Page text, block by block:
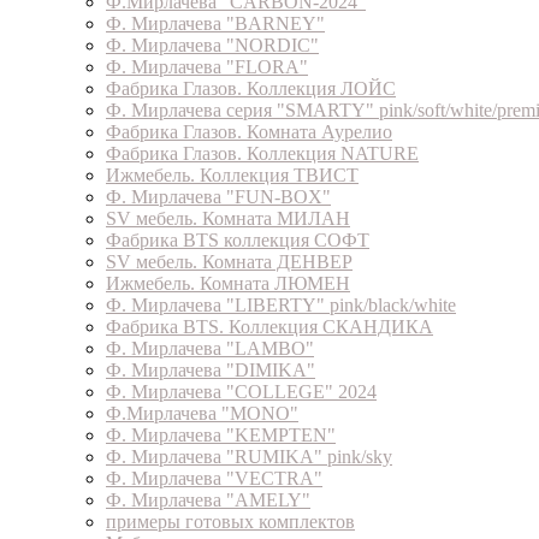
Ф. Мирлачева "BARNEY"
Ф. Мирлачева "NORDIC"
Ф. Мирлачева "FLORA"
Фабрика Глазов. Коллекция ЛОЙС
Ф. Мирлачева серия "SMARTY" pink/soft/white/
Фабрика Глазов. Комната Аурелио
Фабрика Глазов. Коллекция NATURE
Ижмебель. Коллекция ТВИСТ
Ф. Мирлачева "FUN-BOX"
SV мебель. Комната МИЛАН
Фабрика BTS коллекция СОФТ
SV мебель. Комната ДЕНВЕР
Ижмебель. Комната ЛЮМЕН
Ф. Мирлачева "LIBERTY" pink/black/white
Фабрика BTS. Коллекция СКАНДИКА
Ф. Мирлачева "LAMBO"
Ф. Мирлачева "DIMIKA"
Ф. Мирлачева "COLLEGE" 2024
Ф.Мирлачева "MONO"
Ф. Мирлачева "KEMPTEN"
Ф. Мирлачева "RUMIKA" pink/sky
Ф. Мирлачева "VECTRA"
Ф. Мирлачева "AMELY"
примеры готовых комплектов